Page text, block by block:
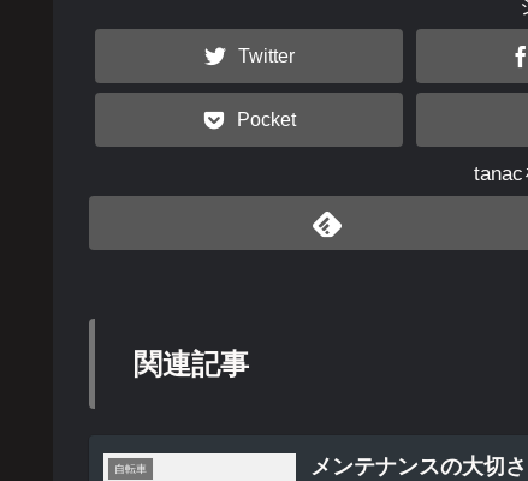
Twitter
Pocket
tanac
関連記事
自転車 メンテナンスの大切さ